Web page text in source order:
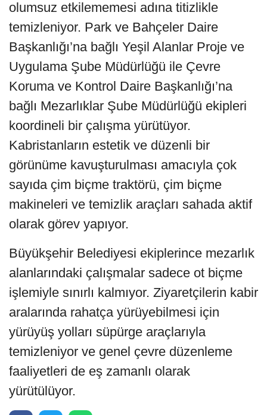
olumsuz etkilememesi adına titizlikle
temizleniyor. Park ve Bahçeler Daire
Başkanlığı’na bağlı Yeşil Alanlar Proje ve
Uygulama Şube Müdürlüğü ile Çevre
Koruma ve Kontrol Daire Başkanlığı’na
bağlı Mezarlıklar Şube Müdürlüğü ekipleri
koordineli bir çalışma yürütüyor.
Kabristanların estetik ve düzenli bir
görünüme kavuşturulması amacıyla çok
sayıda çim biçme traktörü, çim biçme
makineleri ve temizlik araçları sahada aktif
olarak görev yapıyor.
Büyükşehir Belediyesi ekiplerince mezarlık
alanlarındaki çalışmalar sadece ot biçme
işlemiyle sınırlı kalmıyor. Ziyaretçilerin kabir
aralarında rahatça yürüyebilmesi için
yürüyüş yolları süpürge araçlarıyla
temizleniyor ve genel çevre düzenleme
faaliyetleri de eş zamanlı olarak
yürütülüyor.